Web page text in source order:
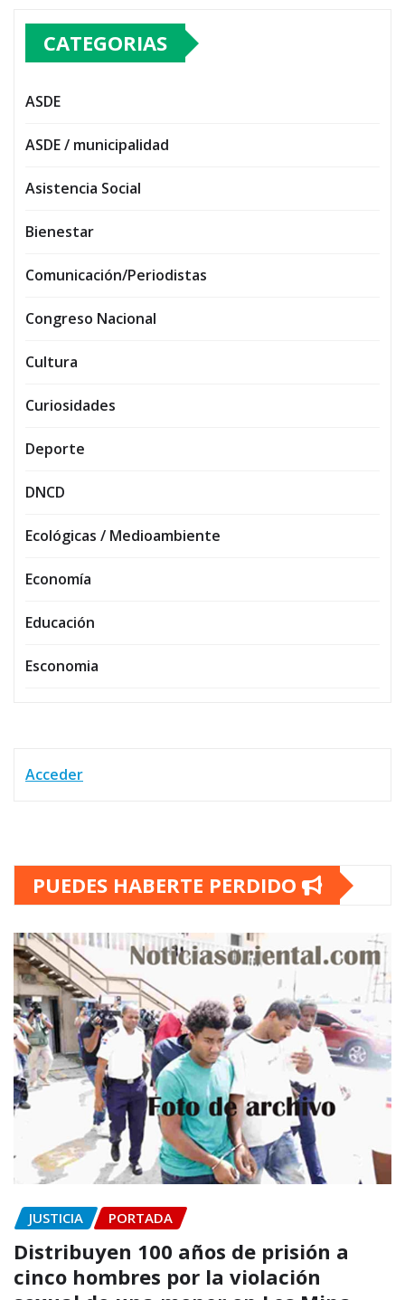
CATEGORIAS
ASDE
ASDE / municipalidad
Asistencia Social
Bienestar
Comunicación/Periodistas
Congreso Nacional
Cultura
Curiosidades
Deporte
DNCD
Ecológicas / Medioambiente
Economía
Educación
Esconomia
Acceder
PUEDES HABERTE PERDIDO
JUSTICIA PORTADA
Distribuyen 100 años de prisión a
cinco hombres por la violación